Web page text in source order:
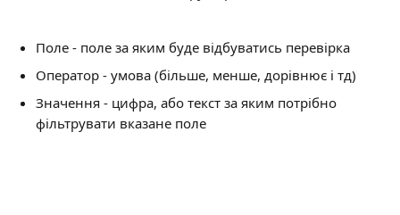
Поле - поле за яким буде відбуватись перевірка
Оператор - умова (більше, менше, дорівнює і тд)
Значення - цифра, або текст за яким потрібно
фільтрувати вказане поле